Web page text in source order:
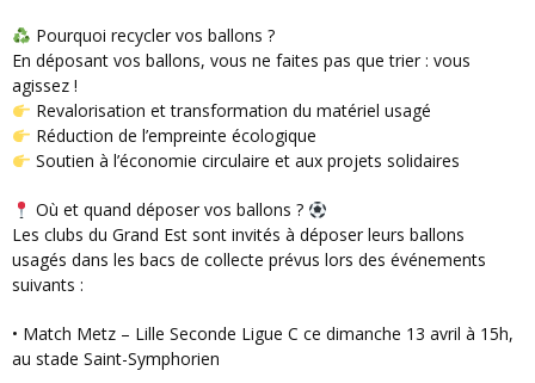
Pourquoi recycler vos ballons ?
En déposant vos ballons, vous ne faites pas que trier : vous
agissez !
Revalorisation et transformation du matériel usagé
Réduction de l’empreinte écologique
Soutien à l’économie circulaire et aux projets solidaires
Où et quand déposer vos ballons ?
Les clubs du Grand Est sont invités à déposer leurs ballons
usagés dans les bacs de collecte prévus lors des événements
suivants :
• Match Metz – Lille Seconde Ligue C ce dimanche 13 avril à 15h,
au stade Saint-Symphorien